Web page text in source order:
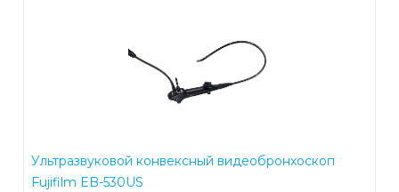
Ультразвуковой конвексный видеобронхоскоп
Fujifilm EB-530US